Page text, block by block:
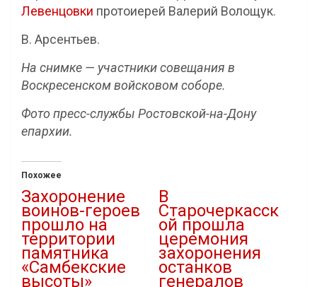
Левенцовки протоиерей Валерий Волощук.
В. Арсентьев.
На снимке — участники совещания в
Воскресенском войсковом соборе.
Фото пресс-службы Ростовской-на-Дону
епархии.
Похожее
Захоронение
воинов-героев
прошло на
территории
памятника
«Самбекские
высоты»
В
Старочеркасск
ой прошла
церемония
захоронения
останков
генералов